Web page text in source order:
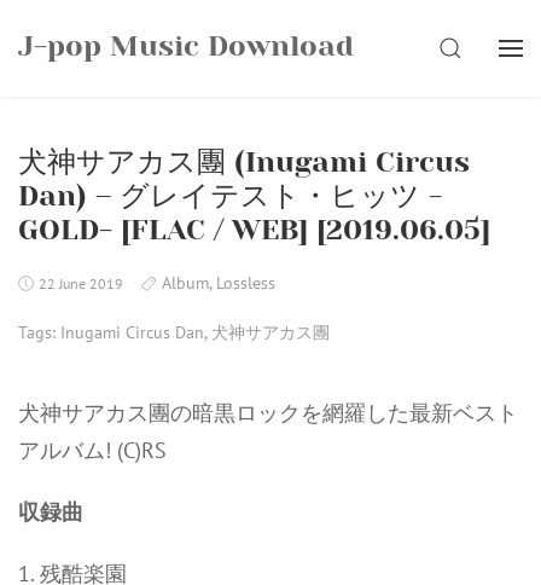
J-pop Music Download SEARCH
犬神サアカス團 (Inugami Circus
Dan) – グレイテスト・ヒッツ -
GOLD- [FLAC / WEB] [2019.06.05]
22 June 2019 Album, Lossless
Tags: Inugami Circus Dan, 犬神サアカス團
犬神サアカス團の暗黒ロックを網羅した最新ベスト
アルバム! (C)RS
収録曲
1. 残酷楽園